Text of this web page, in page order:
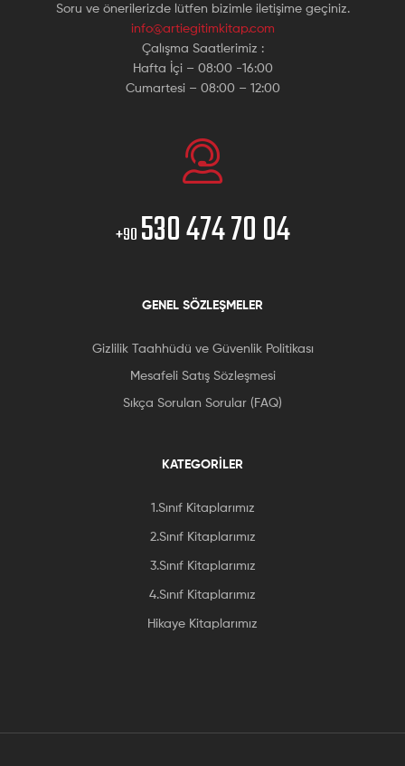
Soru ve önerilerizde lütfen bizimle iletişime geçiniz.
info@artiegitimkitap.com
Çalışma Saatlerimiz :
Hafta İçi – 08:00 -16:00
Cumartesi – 08:00 – 12:00
+90 530 474 70 04
GENEL SÖZLEŞMELER
Gizlilik Taahhüdü ve Güvenlik Politikası
Mesafeli Satış Sözleşmesi
Sıkça Sorulan Sorular (FAQ)
KATEGORİLER
1.Sınıf Kitaplarımız
2.Sınıf Kitaplarımız
3.Sınıf Kitaplarımız
4.Sınıf Kitaplarımız
Hikaye Kitaplarımız